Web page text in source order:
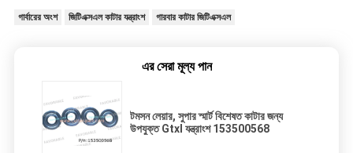
গার্বারের অংশ জিটিএক্সএল কাটার যন্ত্রাংশ গারবার কাটার জিটিএক্সএল
এর সেরা মূল্য পান
টমসন লেয়ার, সুপার স্মার্ট বিশেষত কাটার জন্য
উপযুক্ত Gtxl যন্ত্রাংশ 153500568